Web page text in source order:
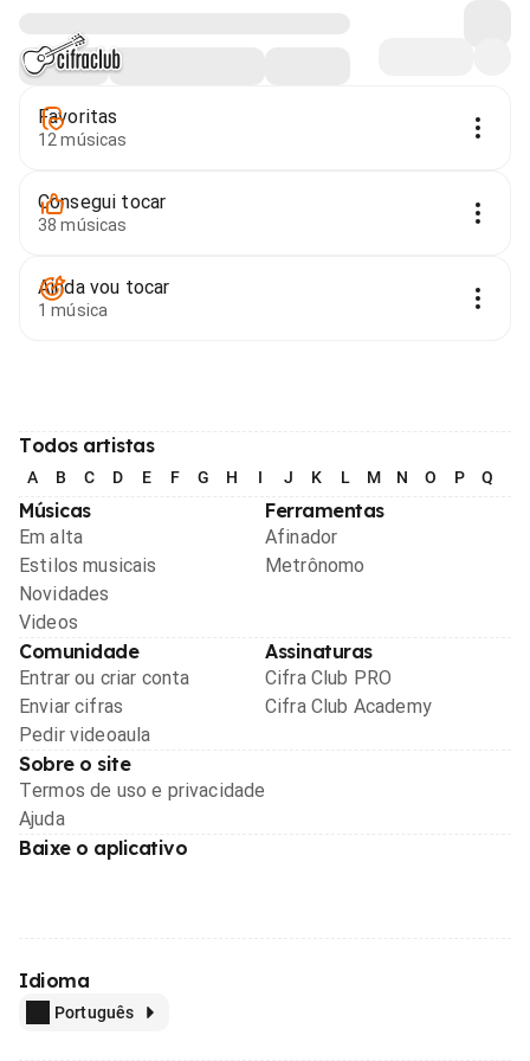
Favoritas
12 músicas
Consegui tocar
38 músicas
Ainda vou tocar
1 música
Todos artistas
A B C D E F G H I J K L M N O P Q
Músicas
Em alta
Estilos musicais
Novidades
Videos
Ferramentas
Afinador
Metrônomo
Comunidade
Entrar ou criar conta
Enviar cifras
Pedir videoaula
Assinaturas
Cifra Club PRO
Cifra Club Academy
Sobre o site
Termos de uso e privacidade
Ajuda
Baixe o aplicativo
Idioma
Português